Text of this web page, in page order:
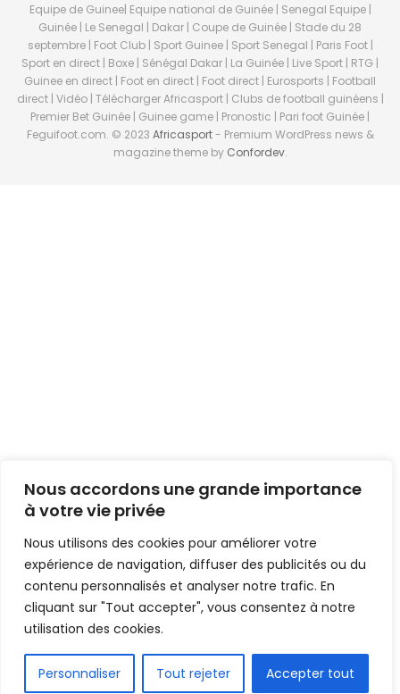
Nous accordons une grande importance
à votre vie privée
Nous utilisons des cookies pour améliorer votre
expérience de navigation, diffuser des publicités ou du
contenu personnalisés et analyser notre trafic. En
cliquant sur "Tout accepter", vous consentez à notre
utilisation des cookies.
Personnaliser Tout rejeter Accepter tout
Equipe de Guinee| Equipe national de Guinée | Senegal Equipe |
Guinée | Le Senegal | Dakar | Coupe de Guinée | Stade du 28
septembre | Foot Club | Sport Guinee | Sport Senegal | Paris Foot |
Sport en direct | Boxe | Sénégal Dakar | La Guinée | Live Sport | RTG |
Guinee en direct | Foot en direct | Foot direct | Eurosports | Football
direct | Vidéo | Télécharger Africasport | Clubs de football guinéens |
Premier Bet Guinée | Guinee game | Pronostic | Pari foot Guinée |
Feguifoot.com. © 2023 Africasport- Premium WordPress news &
magazine theme by Confordev.